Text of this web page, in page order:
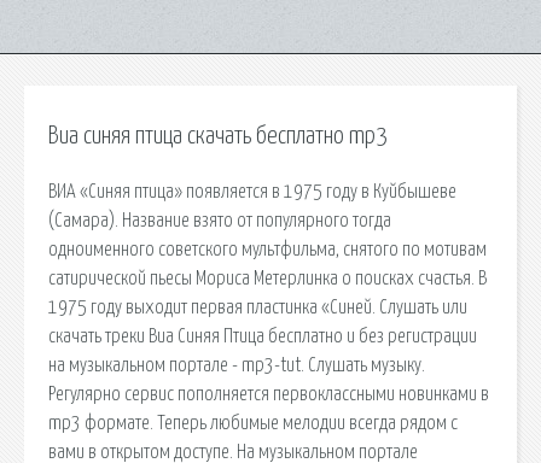
Виа синяя птица скачать бесплатно mp3
ВИА «Синяя птица» появляется в 1975 году в Куйбышеве
(Самара). Название взято от популярного тогда
одноименного советского мультфильма, снятого по мотивам
сатирической пьесы Мориса Метерлинка о поисках счастья. В
1975 году выходит первая пластинка «Синей. Слушать или
скачать треки Виа Синяя Птица бесплатно и без регистрации
на музыкальном портале - mp3-tut. Слушать музыку.
Регулярно сервис пополняется первоклассными новинками в
mp3 формате. Теперь любимые мелодии всегда рядом с
вами в открытом доступе. На музыкальном портале